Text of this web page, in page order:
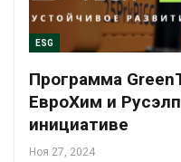
ESG
Программа
ЕвроХим и
инициативе
Ноя 27, 2024